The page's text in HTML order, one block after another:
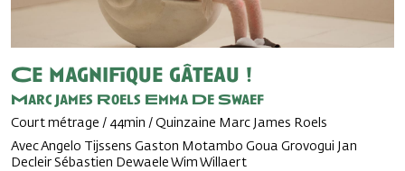
Ce magnifique gâteau !
Marc James Roels Emma De Swaef
Court métrage / 44min / Quinzaine Marc James Roels
Avec Angelo Tijssens Gaston Motambo Goua Grovogui Jan
Decleir Sébastien Dewaele Wim Willaert